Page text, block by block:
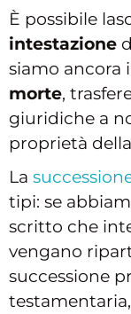
È possibile
intestazione
siamo ancora
morte,
giuridiche a
proprietà
La
tipi: se
scritto che
vengano
successione